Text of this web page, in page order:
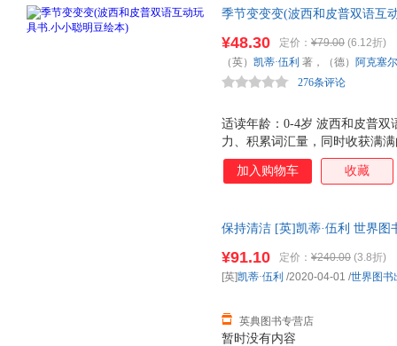
季节变变变(波西和皮普双语互
适读年龄：0-4岁 波西和皮普
力、积累词汇量，同时收获满
隐藏的惊喜，让每一次游戏都
三种互动玩法，玩出无穷乐趣
¥48.30 定价： ¥79.00 (6.12折)
276条评论
（英） 凯蒂·伍利 著，（德） 阿克塞
出版社
加入购物车 收藏
保持清洁 [英]凯蒂·伍利 世界图
暂时没有内容
¥91.10 定价： ¥240.00 (3.8折)
英典图书专营店
[英]凯蒂·伍利 /2020-04-01 /世界图书